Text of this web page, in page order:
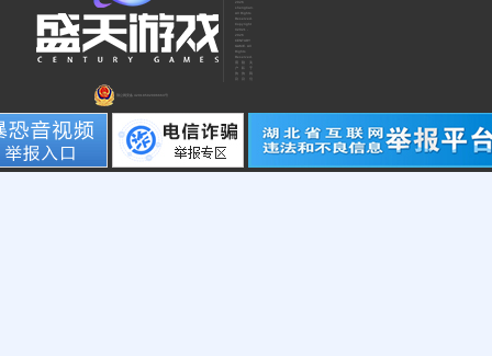
2026
shengtian.
All Rights
Reserved.
Copyright
©2021 -
2026
CENTURY
GAME. All
Rights
Reserved.
户
协
隐
私
协
关
鄂公网安备 42018502006663号